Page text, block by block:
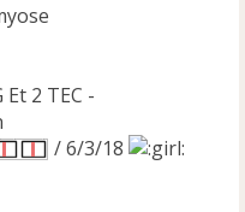
Et 2 TEC -
/ 6/3/18